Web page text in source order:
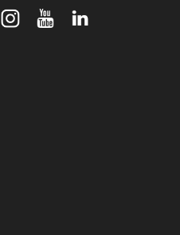
robótica FIRST 2026! (video)